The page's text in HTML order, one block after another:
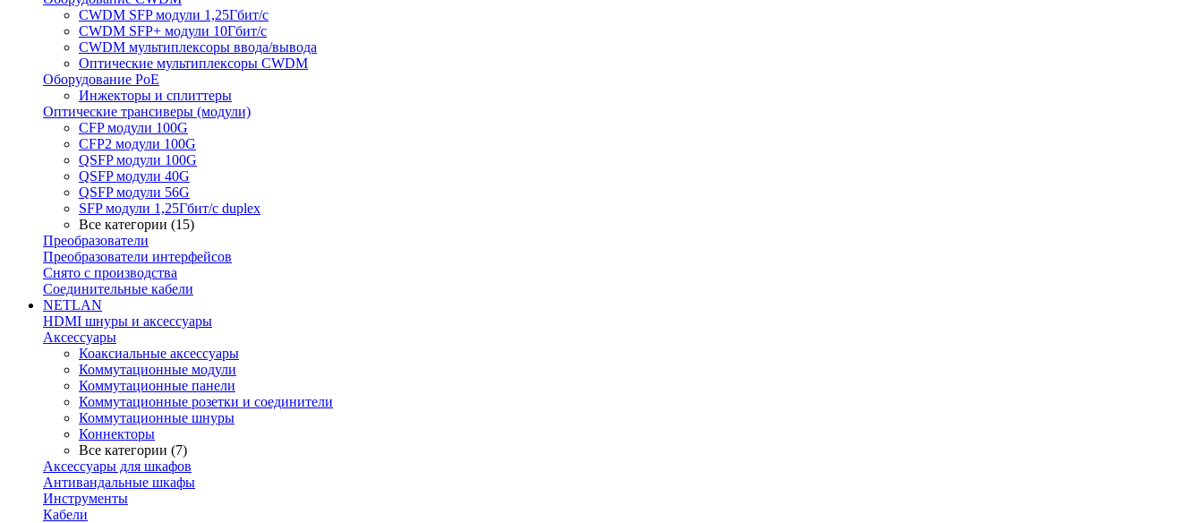
CWDM SFP модули 1,25Гбит/с
CWDM SFP+ модули 10Гбит/с
CWDM мультиплексоры ввода/вывода
Оптические мультиплексоры CWDM
Оборудование PoE
Инжекторы и сплиттеры
Оптические трансиверы (модули)
CFP модули 100G
CFP2 модули 100G
QSFP модули 100G
QSFP модули 40G
QSFP модули 56G
SFP модули 1,25Гбит/с duplex
Все категории (15)
Преобразователи
Преобразователи интерфейсов
Снято с производства
Соединительные кабели
NETLAN
HDMI шнуры и аксессуары
Аксессуары
Коаксиальные аксессуары
Коммутационные модули
Коммутационные панели
Коммутационные розетки и соединители
Коммутационные шнуры
Коннекторы
Все категории (7)
Аксессуары для шкафов
Антивандальные шкафы
Инструменты
Кабели